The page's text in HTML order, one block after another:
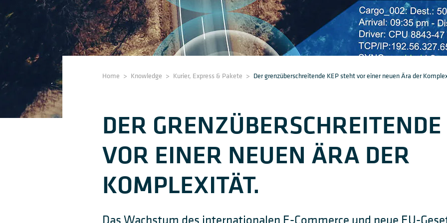
Home > Knowledge > Kurier, Express & Pakete > Der grenzüberschreitende KEP steht vor einer neuen Ära der
DER
VOR EINER NEUEN ÄRA DER
KOMPLEXITÄT.
Das Wachstum des internationalen E-Commerce und neue EU-